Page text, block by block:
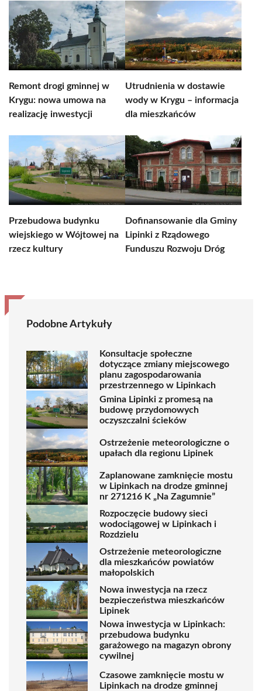
Remont drogi gminnej w
Krygu: nowa umowa na
realizację inwestycji
Utrudnienia w dostawie
wody w Krygu – informacja
dla mieszkańców
Przebudowa budynku
wiejskiego w Wójtowej na
rzecz kultury
Dofinansowanie dla Gminy
Lipinki z Rządowego
Funduszu Rozwoju Dróg
Podobne Artykuły
Konsultacje społeczne
dotyczące zmiany miejscowego
planu zagospodarowania
przestrzennego w Lipinkach
Gmina Lipinki z promesą na
budowę przydomowych
oczyszczalni ścieków
Ostrzeżenie meteorologiczne o
upałach dla regionu Lipinek
Zaplanowane zamknięcie mostu
w Lipinkach na drodze gminnej
nr 271216 K „Na Zagumnie”
Rozpoczęcie budowy sieci
wodociągowej w Lipinkach i
Rozdzielu
Ostrzeżenie meteorologiczne
dla mieszkańców powiatów
małopolskich
Nowa inwestycja na rzecz
bezpieczeństwa mieszkańców
Lipinek
Nowa inwestycja w Lipinkach:
przebudowa budynku
garażowego na magazyn obrony
cywilnej
Czasowe zamknięcie mostu w
Lipinkach na drodze gminnej